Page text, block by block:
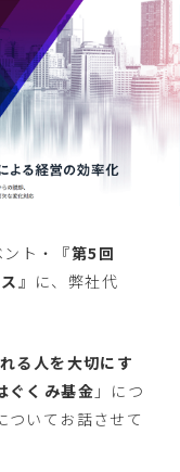
ト・『第5回
』に、弊社代
る人を大切にす
ぐくみ基金 」につ
ついてお話させて